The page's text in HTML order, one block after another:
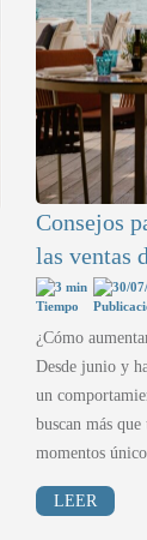
Consejos
las ventas
3 min 30/
¿Cómo
Desde junio y
un
buscan más
momentos
LEER